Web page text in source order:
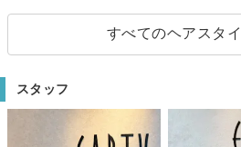
すべてのヘアスタ
スタッフ